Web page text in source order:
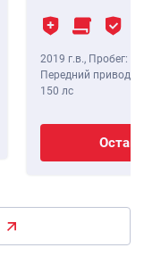
2019 г.в., Пробег:
Передний привод,
150 лс